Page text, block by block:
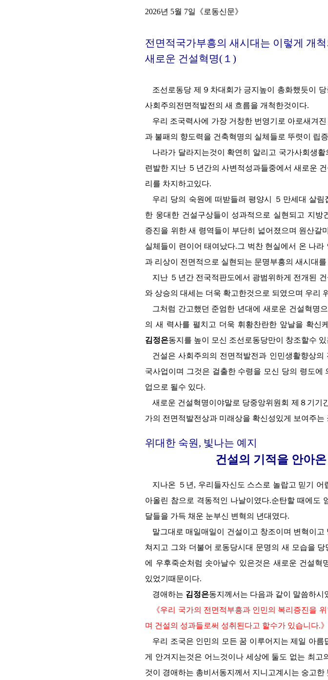
2026년 5월 7일《로동신문》
전면적국가부흥의 새시대는 이렇게 개
새로운 건설혁명(１)
조선로동당 제９차대회가 긍지높이 총화했듯이
사회주의전면적발전의 새 흐름을 개척한것이다.
우리 조국력사에 가장 거창한 번영기로 아로새겨
과 불패의 향도력을 건축혁명의 실체들로 뚜렷이 립
나라가 달라지는것이 확연히 알리고 국가사회생
련발한 지난 ５년간의 사변적성과들중에서 새로운
리를 차지하고있다.
우리 당의 숙원에 떠받들려 평양시 ５만세대 살
한 웅대한 건설구상들이 성과적으로 실현되고 지방
증진을 위한 새 령역들이 부단히 넓어졌으며 원산갈
실체들이 련이어 태여났다.그 벅찬 현실에서 온 나
과 리상이 전면적으로 실현되는 문명부흥의 새시대를
지난 ５년간 전국적판도에서 광범위하게 전개된
와 상승의 대세는 더욱 확고한것으로 되였으며 우리
그처럼 간고했던 준엄한 년대에 새로운 건설혁명
의 새 력사를 펼치고 더욱 휘황찬란한 앞날을 확신
김정은동지를 높이 모신 조선로동당만이 창조할수
건설은 사회주의의 전면적발전과 인민생활향상
국사업이며 그것은 걸출한 수령을 모신 당의 령도에
업으로 될수 있다.
새로운 건설혁명이야말로 당중앙위원회 제８기기
가의 전면적발전상과 미래상을 확신성있게 보여주는
위대한 숙원, 빛나는 예지
건설의 기적을 안아
지나온 ５년, 우리들자신도 스스로 놀랍고 믿기
아올린 참으로 격동적인 나날이였다.순탄할 때에도
달들을 가득 채운 눈부신 변혁의 년대였다.
말그대로 매일매일이 건설이고 창조이며 변혁이
쳐지고 그와 더불어 로동당시대 문명의 새 모습을
에 우후죽순처럼 솟아날수 있은것은 새로운 건설혁
있었기때문이다.
경애하는 김정은동지께서는 다음과 같이 말씀하시
《우리 국가의 전면적부흥과 인민의 복리증진을
며 건설의 성과들로써 성취된다고 할수가 있습니다.》
우리 조국은 인민의 모든 꿈 이루어지는 제일 아
게 안겨지는것은 어느것이나 세상에 둘도 없는 최
것이 경애하는 총비서동지께서 지니고계시는 숭고한